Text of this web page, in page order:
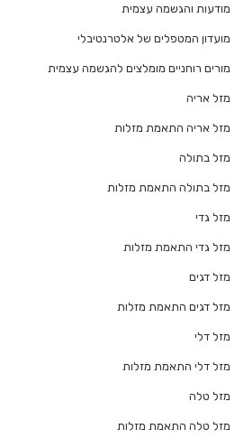
מודעות והגשמה עצמית
מועדון המטפלים של אלטרנטיבלי
מורים רוחניים מומלצים להגשמה עצמית
מזל אריה
מזל אריה התאמת מזלות
מזל בתולה
מזל בתולה התאמת מזלות
מזל גדי
מזל גדי התאמת מזלות
מזל דגים
מזל דגים התאמת מזלות
מזל דלי
מזל דלי התאמת מזלות
מזל טלה
מזל טלה התאמת מזלות